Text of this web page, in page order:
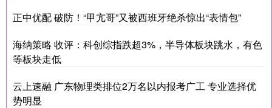
正中优配 破防！“甲亢哥”又被西班牙绝杀惊出“表情包”
海纳策略 收评：科创综指跌超3%，半导体板块跳水，有色
等板块走低
云上速融 广东物理类排位2万名以内报考广工 专业选择优
势明显